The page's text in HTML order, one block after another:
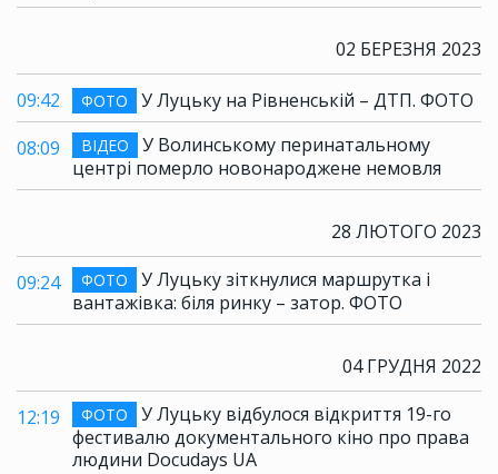
02 БЕРЕЗНЯ 2023
09:42 ФОТО
У Луцьку на Рівненській – ДТП. ФОТО
08:09
ВІДЕО
У Волинському перинатальному
центрі померло новонароджене немовля
28 ЛЮТОГО 2023
09:24 ФОТО
У Луцьку зіткнулися маршрутка і
вантажівка: біля ринку – затор. ФОТО
04 ГРУДНЯ 2022
12:19 ФОТО
У Луцьку відбулося відкриття 19-го
фестивалю документального кіно про права
людини Docudays UA